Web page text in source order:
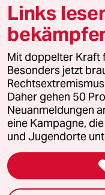
© 2026 taz Verlags
Alle Rechte vorbehalten.
wenden Sie sich bitte an
Feedback
Leitlinie Informant
Seitenwende
Links
Mit doppelter Kraft
Besonders jetzt
Daher gehen 50
Neuanmeldungen
eine Kampagne,
und Jugendorte